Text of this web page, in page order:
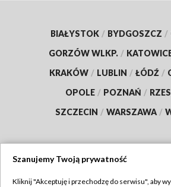
BIAŁYSTOK / BYDGOSZCZ /
GORZÓW WLKP. /
KRAKÓW / LUBLIN / ŁÓDŹ /
OPOLE / POZNAŃ /
SZCZECIN / WARSZAWA /
Szanujemy Twoją prywatność
Kliknij "Akceptuję i przechodzę do serwisu", aby